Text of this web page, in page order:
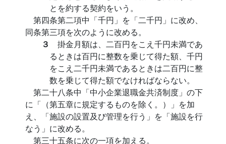
とを約する契約をいう。
第四条第二項中「千円」を「二千円」に改め、
同条第三項を次のように改める。
３ 掛金月額は、二百円をこえ千円未満であ
るときは百円に整数を乗じて得た額、千円
をこえ二千円未満であるときは二百円に整
数を乗じて得た額でなければならない。
第二十八条中「中小企業退職金共済制度」の下
に「（第五章に規定するものを除く。）」を加
え、「施設の設置及び管理を行う」を「施設を行
なう」に改める。
第三十五条に次の一項を加える。